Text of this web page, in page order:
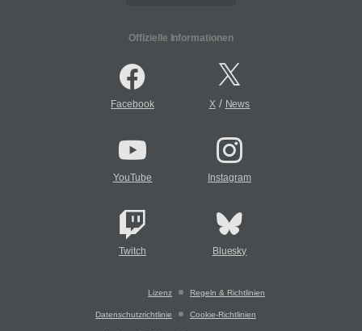
Offizielle Informationen
Facebook X/ News
YouTube Instagram
Twitch Bluesky
Lizenz Regeln & Richtlinien
Datenschutzrichtlinie Cookie-Richtlinien